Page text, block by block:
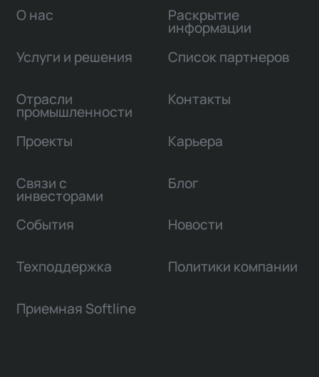
О нас
Услуги и решения
Отрасли
промышленности
Проекты
Связи с
инвесторами
Раскрытие
информации
Список партнеров
Контакты
Карьера
Блог
События Новости
Техподдержка Политики компании
Приемная Softline